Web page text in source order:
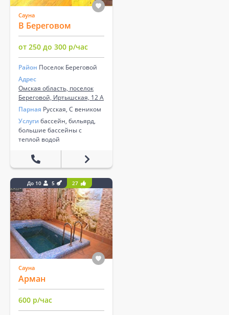
Сауна
В Береговом
от 250 до 300 р/час
Район Поселок Береговой
Адрес
Омская область, поселок
Береговой, Иртышская, 12 А
Парная Русская, С веником
Услуги бассейн, бильярд,
большие бассейны с
теплой водой
До 10 5 27
Сауна
Арман
600 р/час